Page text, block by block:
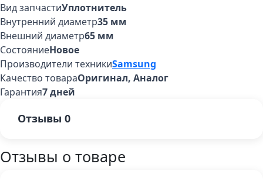
Вид запчастиУплотнитель
Внутренний диаметр35 мм
Внешний диаметр65 мм
СостояниеНовое
Производители техникиSamsung
Качество товараОригинал, Аналог
Гарантия7 дней
Отзывы 0
Отзывы о товаре